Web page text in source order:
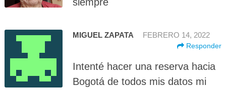
MIGUEL ZAPATA FEBRERO 14, 2022
Responder
Intenté hacer una reserva hacia
Bogotá de todos mis datos mi